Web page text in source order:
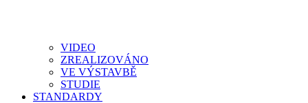
VIDEO
ZREALIZOVÁNO
VE VÝSTAVBĚ
STUDIE
STANDARDY